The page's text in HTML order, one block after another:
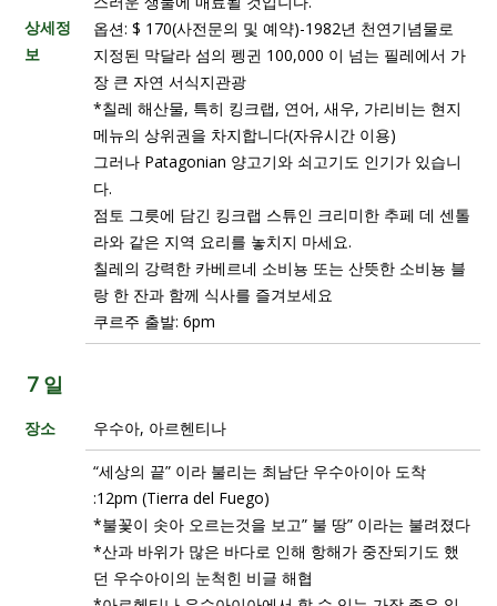
상세정
보
옵션: $ 170(사전문의 및 예약)-1982년 천연기념물로
지정된 막달라 섬의 펭귄 100,000 이 넘는 필레에서 가
장 큰 자연 서식지관광
*칠레 해산물, 특히 킹크랩, 연어, 새우, 가리비는 현지
메뉴의 상위권을 차지합니다(자유시간 이용)
그러나 Patagonian 양고기와 쇠고기도 인기가 있습니
다.
점토 그릇에 담긴 킹크랩 스튜인 크리미한 추페 데 센톨
라와 같은 지역 요리를 놓치지 마세요.
칠레의 강력한 카베르네 소비뇽 또는 산뜻한 소비뇽 블
랑 한 잔과 함께 식사를 즐겨보세요
쿠르주 출발: 6pm
7 일
장소 우수아, 아르헨티나
“세상의 끝” 이라 불리는 최남단 우수아이아 도착
:12pm (Tierra del Fuego)
*불꽃이 솟아 오르는것을 보고” 불 땅” 이라는 불려졌다
*산과 바위가 많은 바다로 인해 항해가 중잔되기도 했
던 우수아이의 눈척힌 비글 해협